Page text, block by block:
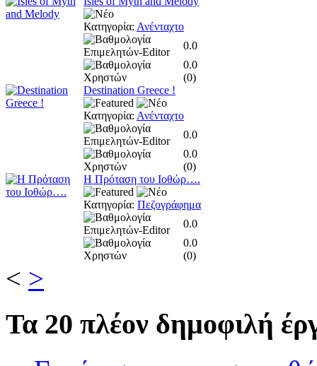
Κατηγορία: Ανένταχτο
0.0
0.0
(0)
Destination Greece !
Κατηγορία: Ανένταχτο
0.0
0.0
(0)
Η Πρόταση του Ιοθώρ….
Κατηγορία: Πεζογράφημα
0.0
0.0
(0)
< >
Τα 20 πλέον δημοφιλή